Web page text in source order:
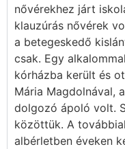
nővérekhez járt
klauzúrás nővérek
a betegeskedő
csak. Egy
kórházba került és
Mária Magdolnával,
dolgozó ápoló volt.
közöttük. A
albérletben éveken